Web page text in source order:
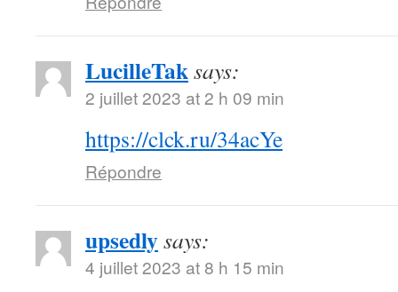
LucilleTaksays:
2 juillet 2023 at 2 h 09 min
https://clck.ru/34acYe
Répondre
upsedlysays:
4 juillet 2023 at 8 h 15 min